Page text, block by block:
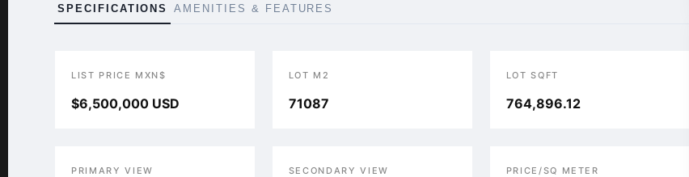
SPECIFICATIONS AMENITIES & FEATURES
LIST PRICE MXN$
$6,500,000 USD
LOT M2
71087
LOT SQFT
764,896.12
PRIMARY VIEW SECONDARY VIEW PRICE/SQ METER